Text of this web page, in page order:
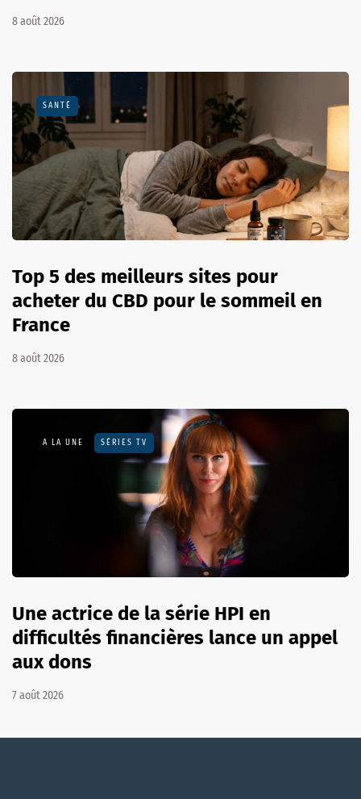
8 août 2026
SANTÉ
Top 5 des meilleurs sites pour
acheter du CBD pour le sommeil en
France
8 août 2026
A LA UNE SÉRIES TV
Une actrice de la série HPI en
difficultés financières lance un appel
aux dons
7 août 2026